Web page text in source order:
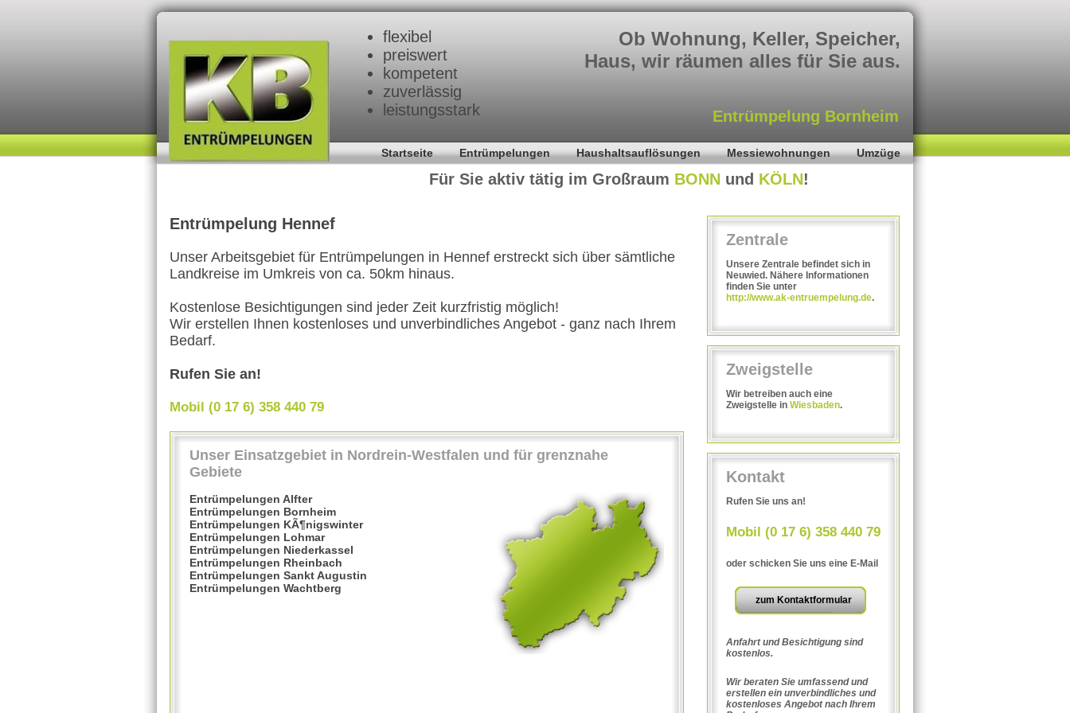
flexibel
preiswert
kompetent
zuverlässig
leistungsstark
Ob Wohnung, Keller, Speicher,
Haus, wir räumen alles für Sie aus.
Entrümpelung Bornheim
Entrümpelung Lohmar
Entrümpelung Niederkassel
Entrümpelung Rheinbach
Entrümpelung Wachtberg
Entrümpelung Alfter
Startseite Entrümpelungen Haushaltsauflösungen Messiewohnungen Umzüge
Für Sie aktiv tätig im Großraum BONN und KÖLN!
Zentrale
Unsere Zentrale befindet sich in
Neuwied. Nähere Informationen
finden Sie unter
http://www.ak-entruempelung.de.
Zweigstelle
Wir betreiben auch eine
Zweigstelle in Wiesbaden.
Kontakt
Rufen Sie uns an!
Mobil (0 17 6) 358 440 79
oder schicken Sie uns eine E-Mail
zum Kontaktformular
Anfahrt und Besichtigung sind
kostenlos.
Wir beraten Sie umfassend und
erstellen ein unverbindliches und
kostenloses Angebot nach Ihrem
Entrümpelung Hennef
Unser Arbeitsgebiet für Entrümpelungen in Hennef erstreckt sich über sämtliche
Landkreise im Umkreis von ca. 50km hinaus.
Kostenlose Besichtigungen sind jeder Zeit kurzfristig möglich!
Wir erstellen Ihnen kostenloses und unverbindliches Angebot - ganz nach Ihrem
Bedarf.
Rufen Sie an!
Mobil (0 17 6) 358 440 79
Unser Einsatzgebiet in Nordrein-Westfalen und für grenznahe
Gebiete
Entrümpelungen Alfter
Entrümpelungen Bornheim
Entrümpelungen KÃ¶nigswinter
Entrümpelungen Lohmar
Entrümpelungen Niederkassel
Entrümpelungen Rheinbach
Entrümpelungen Sankt Augustin
Entrümpelungen Wachtberg